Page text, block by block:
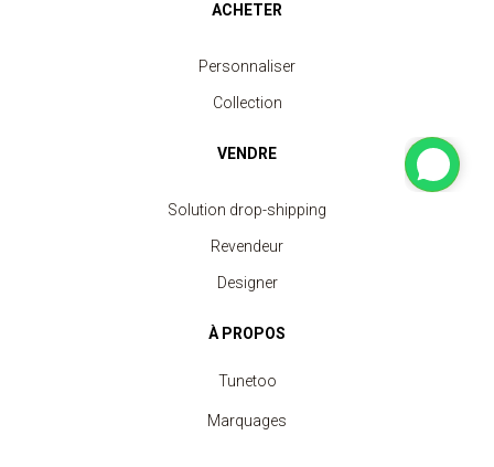
ACHETER
Personnaliser
Collection
VENDRE
Solution drop-shipping
Revendeur
Designer
À PROPOS
Tunetoo
Marquages